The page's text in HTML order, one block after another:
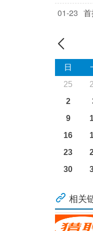
01-23
日
25
2
9
16
23
30
相关